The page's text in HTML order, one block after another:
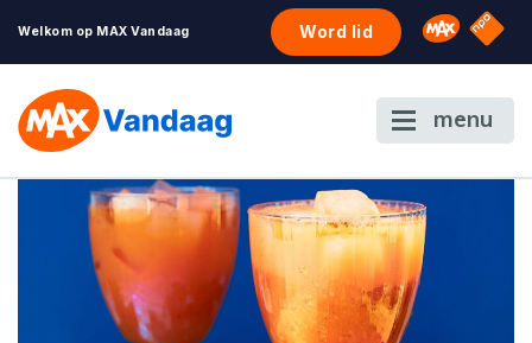
Welkom op MAX Vandaag Word lid Omroep
NPO
menu